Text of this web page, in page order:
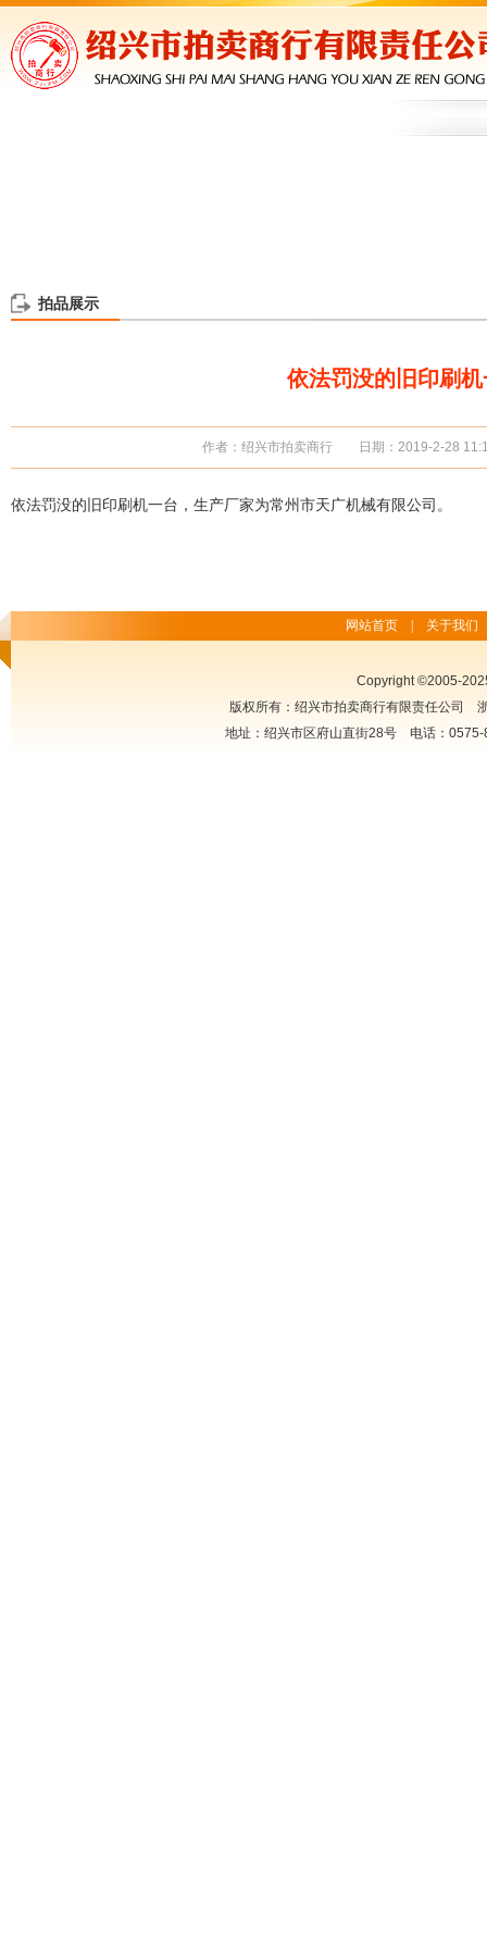
拍品展示
依法罚没的旧印刷
作者：绍兴市拍卖商行 日期：2019-2-28
依法罚没的旧印刷机一台，生产厂家为常州市天广机械有限公司。
网站首页 关于我们
Copyright ©2005-
版权所有：绍兴市拍卖商行有限责任公司
地址：绍兴市区府山直街28号 电话：